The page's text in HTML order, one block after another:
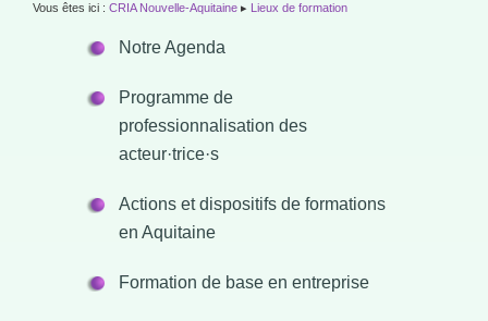
Vous êtes ici : CRIA Nouvelle-Aquitaine ▸ Lieux de formation
Notre Agenda
Programme de
professionnalisation des
acteur·trice·s
Actions et dispositifs de formations
en Aquitaine
Formation de base en entreprise